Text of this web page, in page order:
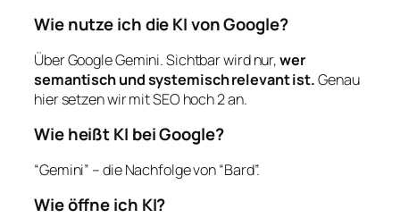
Wie nutze ich die KI von Google?
Über Google Gemini. Sichtbar wird nur,wer
semantisch und systemisch relevant ist.Genau
hier setzen wir mit SEO hoch 2 an.
Wie heißt KI bei Google?
“Gemini” – die Nachfolge von “Bard”.
Wie öffne ich KI?